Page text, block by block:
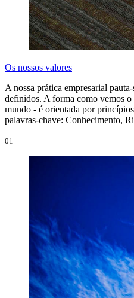
Os nossos valores
A nossa prática empresarial
definidos. A forma como vemos
mundo - é orientada por
palavras-chave: Conhecimento,
01